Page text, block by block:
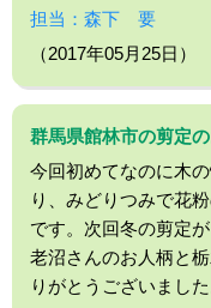
担当：森下 要
（2017年05月25日）
群馬県館林市の剪定
今回初めてなのに木
り、みどりつみで花
です。次回冬の剪定
老沼さんのお人柄と
りがとうございました